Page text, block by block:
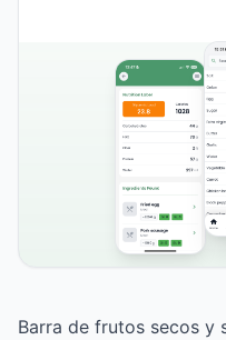
Barra de frutos secos y